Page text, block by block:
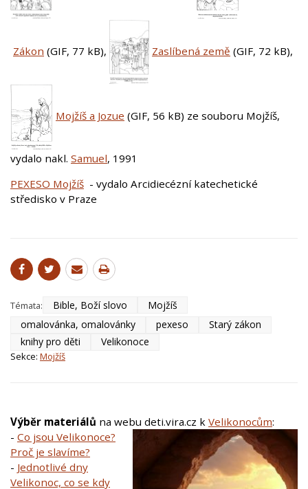
Zákon (GIF, 77 kB), Zaslíbená země (GIF, 72 kB),
Mojžíš a Jozue (GIF, 56 kB) ze souboru Mojžíš,
vydalo nakl. Samuel, 1991
PEXESO Mojžíš - vydalo Arcidiecézní katechetické
středisko v Praze
Témata: Bible, Boží slovo
Mojžíš
omalovánka, omalovánky
pexeso
Starý zákon
knihy pro děti
Velikonoce
Sekce: Mojžíš
Výběr materiálů na webu deti.vira.cz k Velikonocům:
- Co jsou Velikonoce?
Proč je slavíme?
- Jednotlivé dny
Velikonoc, co se kdy